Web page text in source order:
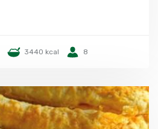
3440 kcal 8